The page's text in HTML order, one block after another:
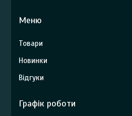
Товари
Новинки
Відгуки
Графік роботи